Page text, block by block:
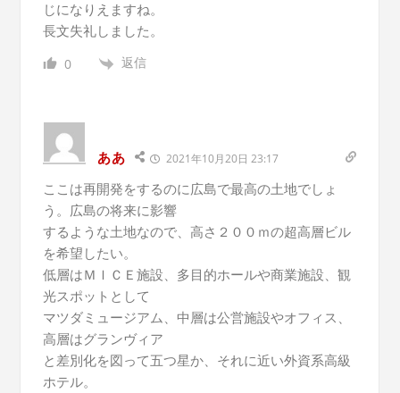
じになりえますね。
長文失礼しました。
0 返信
ああ 2021年10月20日 23:17
ここは再開発をするのに広島で最高の土地でしょ
う。広島の将来に影響
するような土地なので、高さ２００ｍの超高層ビル
を希望したい。
低層はＭＩＣＥ施設、多目的ホールや商業施設、観
光スポットとして
マツダミュージアム、中層は公営施設やオフィス、
高層はグランヴィア
と差別化を図って五つ星か、それに近い外資系高級
ホテル。